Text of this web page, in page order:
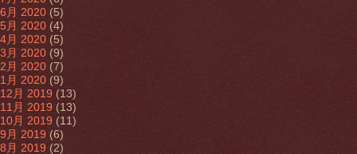
6月 2020 (5)
5月 2020 (4)
4月 2020 (5)
3月 2020 (9)
2月 2020 (7)
1月 2020 (9)
12月 2019 (13)
11月 2019 (13)
10月 2019 (11)
9月 2019 (6)
8月 2019 (2)